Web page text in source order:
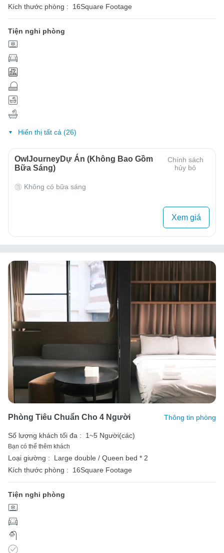
Kích thước phòng :
16Square Footage
Tiện nghi phòng
Hiển thị tất cả (26)
OwlJourneyDự Án (Không Bao Gồm
Bữa Sáng)
Chính sách
hủy bỏ
Không có bữa sáng
Xem giá
Phòng Tiêu Chuẩn Cho 4 Người Thông tin phòng
Số lượng khách tối đa : 1~5 Người(các)
Bạn có thể thêm khách
Loại giường :
Large double / Queen bed * 2
Kích thước phòng :
16Square Footage
Tiện nghi phòng